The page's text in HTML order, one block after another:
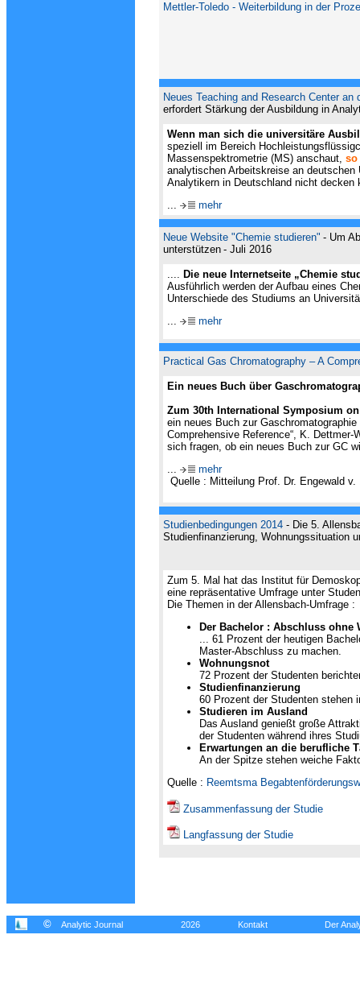
Mettler-Toledo - Weiterbildung in der
Neues Teaching and Research Center
erfordert Stärkung der Ausbildung in
Wenn man sich die universitäre
speziell im Bereich
Massenspektrometrie (MS) anschaut, so
analytischen Arbeitskreise an
Analytikern in Deutschland nicht decken
...
mehr
Neue Website "Chemie studieren" - Um
unterstützen - Juli 2016
Die neue Internetseite „Chemie
Ausführlich werden der Aufbau eines
Unterschiede des Studiums an
...
mehr
Practical Gas Chromatography – A
Ein neues Buch über
Zum 30th International Symposium
ein neues Buch zur
Comprehensive Reference“, K.
sich fragen, ob ein neues Buch zur GC
...
mehr
Quelle : Mitteilung Prof. Dr. Engewald v.
Studienbedingungen 2014 - Die 5.
Studienfinanzierung, Wohnungssituation
Zum 5. Mal hat das Institut für
eine repräsentative Umfrage unter
Die Themen in der Allensbach-Umfrage :
Der Bachelor : Abschluss ohne
... 61 Prozent der heutigen
Master-Abschluss zu machen.
Wohnungsnot
72 Prozent der Studenten
Studienfinanzierung
60 Prozent der Studenten stehen
Studieren im Ausland
Das Ausland genießt große
der Studenten während ihres
Erwartungen an die berufliche
An der Spitze stehen weiche
Quelle : Reemtsma
Zusammenfassung der Studie
Langfassung der Studie
© Analytic Journal 2026 Kontakt Der